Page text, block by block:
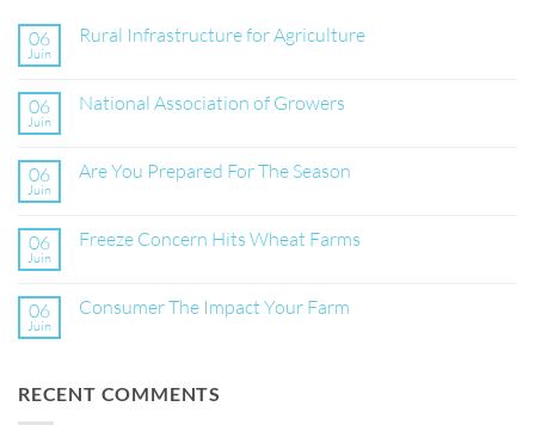
06
Juin
Rural Infrastructure for Agriculture
Rural
06
Juin
National Association of Growers
National
06
Juin
Are You Prepared For The Season
Are
The
Season
06
Juin
Freeze Concern Hits Wheat Farms
Freeze
06
Juin
Consumer The Impact Your Farm
The
RECENT COMMENTS